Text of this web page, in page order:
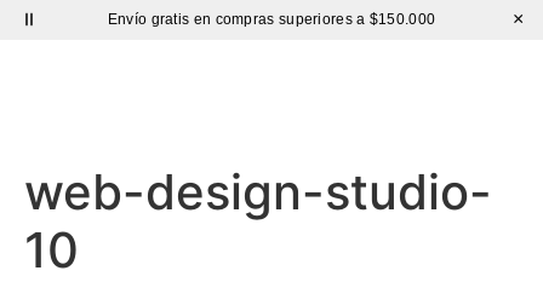
Envío gratis en compras superiores a $150.000 ×
web-design-studio-
10